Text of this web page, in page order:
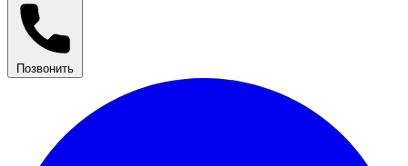
Позвонить